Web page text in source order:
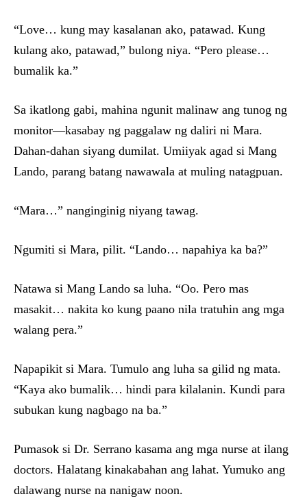
“Love… kung may kasalanan ako, patawad. Kung
kulang ako, patawad,” bulong niya. “Pero please…
bumalik ka.”
Sa ikatlong gabi, mahina ngunit malinaw ang tunog ng
monitor—kasabay ng paggalaw ng daliri ni Mara.
Dahan-dahan siyang dumilat. Umiiyak agad si Mang
Lando, parang batang nawawala at muling natagpuan.
“Mara…” nanginginig niyang tawag.
Ngumiti si Mara, pilit. “Lando… napahiya ka ba?”
Natawa si Mang Lando sa luha. “Oo. Pero mas
masakit… nakita ko kung paano nila tratuhin ang mga
walang pera.”
Napapikit si Mara. Tumulo ang luha sa gilid ng mata.
“Kaya ako bumalik… hindi para kilalanin. Kundi para
subukan kung nagbago na ba.”
Pumasok si Dr. Serrano kasama ang mga nurse at ilang
doctors. Halatang kinakabahan ang lahat. Yumuko ang
dalawang nurse na nanigaw noon.